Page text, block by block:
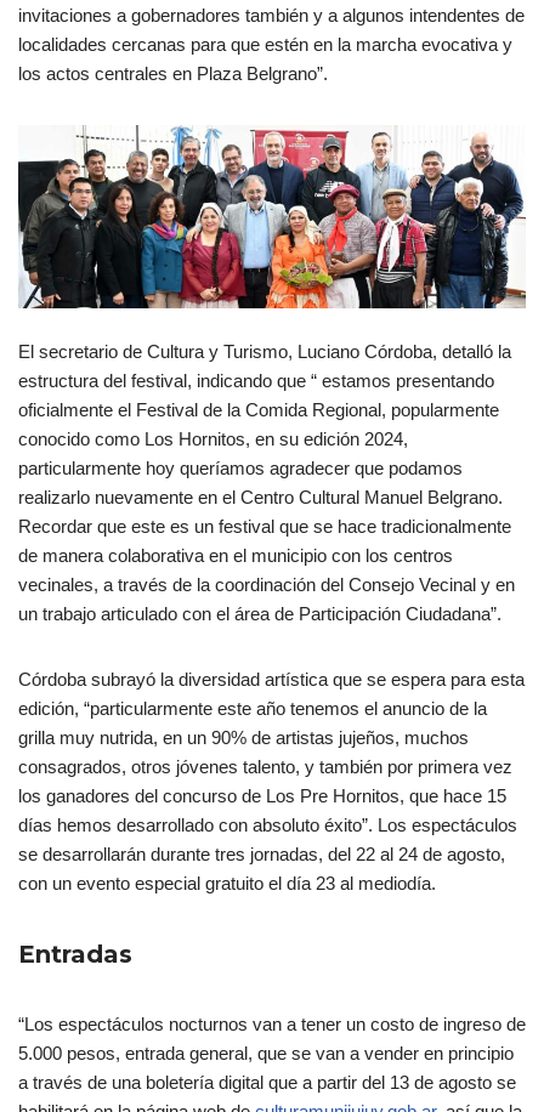
invitaciones a gobernadores también y a algunos intendentes de
localidades cercanas para que estén en la marcha evocativa y
los actos centrales en Plaza Belgrano”.
El secretario de Cultura y Turismo, Luciano Córdoba, detalló la
estructura del festival, indicando que “ estamos presentando
oficialmente el Festival de la Comida Regional, popularmente
conocido como Los Hornitos, en su edición 2024,
particularmente hoy queríamos agradecer que podamos
realizarlo nuevamente en el Centro Cultural Manuel Belgrano.
Recordar que este es un festival que se hace tradicionalmente
de manera colaborativa en el municipio con los centros
vecinales, a través de la coordinación del Consejo Vecinal y en
un trabajo articulado con el área de Participación Ciudadana”.
Córdoba subrayó la diversidad artística que se espera para esta
edición, “particularmente este año tenemos el anuncio de la
grilla muy nutrida, en un 90% de artistas jujeños, muchos
consagrados, otros jóvenes talento, y también por primera vez
los ganadores del concurso de Los Pre Hornitos, que hace 15
días hemos desarrollado con absoluto éxito”. Los espectáculos
se desarrollarán durante tres jornadas, del 22 al 24 de agosto,
con un evento especial gratuito el día 23 al mediodía.
Entradas
“Los espectáculos nocturnos van a tener un costo de ingreso de
5.000 pesos, entrada general, que se van a vender en principio
a través de una boletería digital que a partir del 13 de agosto se